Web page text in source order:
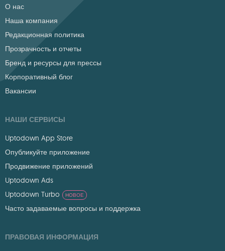
О нас
Наша компания
Редакционная политика
Прозрачность и отчеты
Бренд и ресурсы для прессы
Корпоративный блог
Вакансии
НАШИ СЕРВИСЫ
Uptodown App Store
Опубликуйте приложение
Продвижение приложений
Uptodown Ads
Uptodown Turbo
НОВОЕ
Часто задаваемые вопросы и поддержка
ПРАВОВАЯ ИНФОРМАЦИЯ